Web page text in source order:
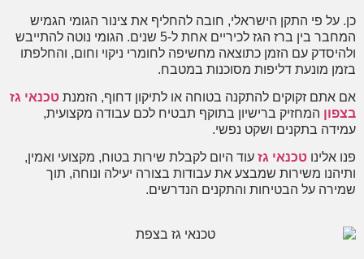
על פי התקן הישראלי, חובה להחליף את צינור הגומי הגמיש
המחבר בין ברז הגז לכיריים אחת ל-5 שנים. הגומי נוטה להתייבש
עם הזמן כתוצאה מחשיפה לחומרי ניקוי וחום, והחלפתו
מונעת דליפות מסוכנות במטבח.
זקוקים להתקנה בטוחה או לתיקון דחוף, הזמנתטכנאי גז
המחזיק ברישיון בתוקף תבטיח לכם עבודה מקצועית,
בתקנים ושקט נפשי.
אלינוטכנאי גזעוד היום לקבלת שירות בטוח, מקצועי ואמין,
משירות שמבצע את עבודות בצורה יעילה ונוחה, תוך
על הבטיחות והתקנים הנדרשים.